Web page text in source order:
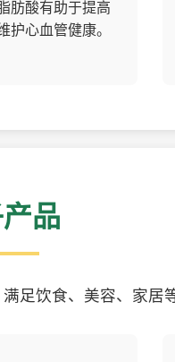
肪酸有助于提高
护心血管健康。
品
足饮食、美容、家居